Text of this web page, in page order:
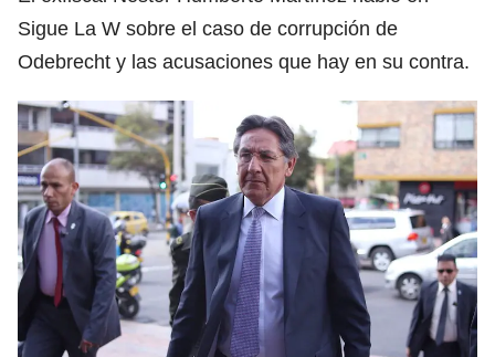
Sigue La W sobre el caso de corrupción de
Odebrecht y las acusaciones que hay en su contra.